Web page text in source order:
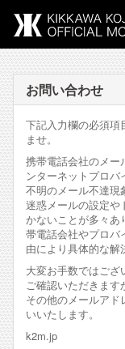
お問い合わせ
下記入力欄の必須項
ませ。
携帯電話会社のメー
ンターネットプロ
不明のメール不達現
迷惑メールの設定や
かないことが多々あ
帯電話会社やプロバ
由により具体的な解
大変お手数ではご
ご確認いただきます
その他のメールア
いいたします。
k2m.jp